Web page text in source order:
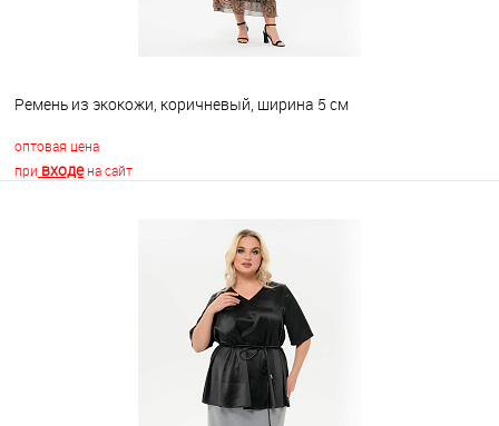
Ремень из экокожи, коричневый, ширина 5 см
оптовая цена
при входена сайт
В корзину